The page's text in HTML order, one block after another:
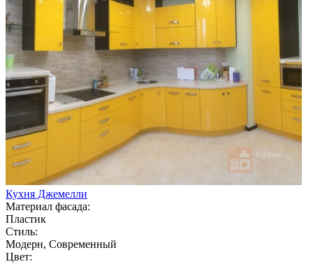
Кухня Джемелли
Материал фасада:
Пластик
Стиль:
Модерн, Современный
Цвет: